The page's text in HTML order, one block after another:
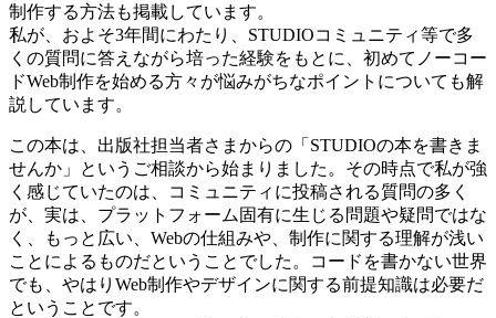
制作する方法も掲載しています。
私が、およそ3年間にわたり、STUDIOコミュニティ等で多
くの質問に答えながら培った経験をもとに、初めてノーコー
ドWeb制作を始める方々が悩みがちなポイントについても解
説しています。
この本は、出版社担当者さまからの「STUDIOの本を書きま
せんか」というご相談から始まりました。その時点で私が強
く感じていたのは、コミュニティに投稿される質問の多く
が、実は、プラットフォーム固有に生じる問題や疑問ではな
く、もっと広い、Webの仕組みや、制作に関する理解が浅い
ことによるものだということでした。コードを書かない世界
でも、やはりWeb制作やデザインに関する前提知識は必要だ
ということです。